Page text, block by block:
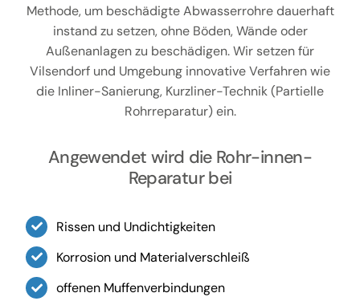
Methode, um beschädigte Abwasserrohre dauerhaft
instand zu setzen, ohne Böden, Wände oder
Außenanlagen zu beschädigen. Wir setzen für
Vilsendorf und Umgebung innovative Verfahren wie
die Inliner-Sanierung, Kurzliner-Technik (Partielle
Rohrreparatur) ein.
Angewendet wird die Rohr-innen-
Reparatur bei
Rissen und Undichtigkeiten
Korrosion und Materialverschleiß
offenen Muffenverbindungen